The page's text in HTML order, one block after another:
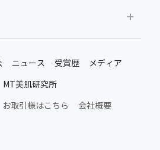
限定品
ニュース 受賞歴 メディア
MT美肌研究所
お取引様はこちら 会社概要